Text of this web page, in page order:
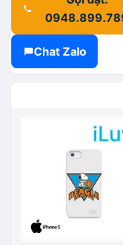
Chat Zalo